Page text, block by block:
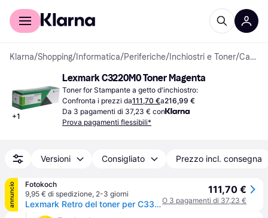
Per il tuo shopping
Klarna/Shopping/ Informatica/Periferiche/ Inchiostri e Toner/ Cartucce di Toner
+1
Lexmark C3220M0 Toner Magenta
Toner for Stampante a getto d'inchiostro:
Confronta i prezzi da111,70 €a216,99 €
Da 3 pagamenti di 37,23 € con
Prova pagamenti flessibili*
Versioni Consigliato Prezzo incl. consegna
annuncio
Fotokoch
9,95 € di spedizione, 2-3 giorni
Lexmark Retro del toner per C33xx/MC32xx magenta
111,70 €
O 3 pagamenti di 37,23 €